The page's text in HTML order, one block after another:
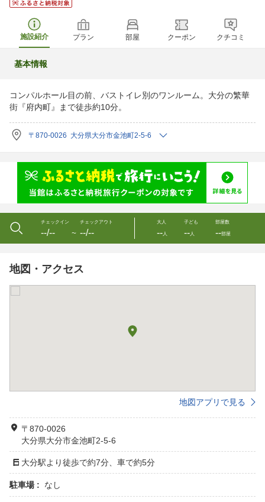
施設紹介 プラン 部屋 クーポン クチコミ
基本情報
コンパルホール目の前、バストイレ別のワンルーム。大分の繁華
街『府内町』まで徒歩約10分。
〒870-0026 大分県大分市金池町2-5-6
チェックイン
--/-- 〜
チェックアウト
--/--
大人
--人
子ども
--人
部屋数
--部屋
地図・アクセス
地図アプリで見る
〒870-0026
大分県大分市金池町2-5-6
大分駅より徒歩で約7分、車で約5分
駐車場 : なし